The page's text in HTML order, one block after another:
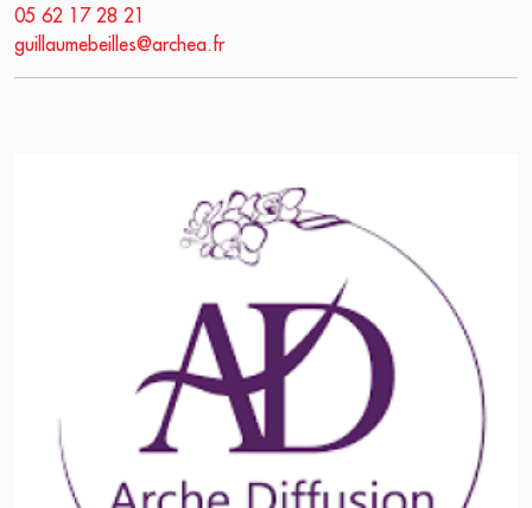
05 62 17 28 21
guillaumebeilles@archea.fr